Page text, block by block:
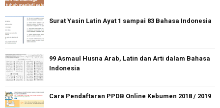
Surat Yasin Latin Ayat 1 sampai 83 Bahasa Indonesia
99 Asmaul Husna Arab, Latin dan Arti dalam Bahasa
Indonesia
Cara Pendaftaran PPDB Online Kebumen 2018 / 2019